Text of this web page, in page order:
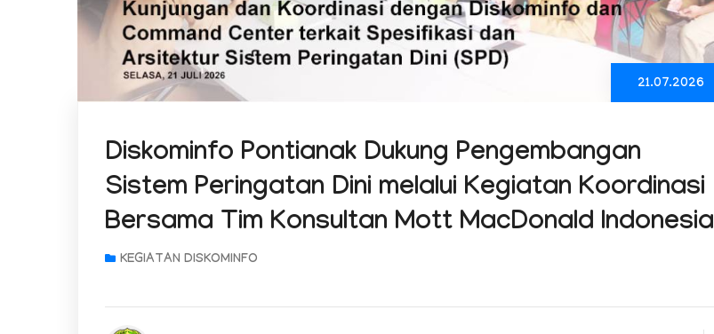
21.07.2026
Diskominfo Pontianak Dukung Pengembangan
Sistem Peringatan Dini melalui Kegiatan Koordinasi
Bersama Tim Konsultan Mott MacDonald Indonesia
KEGIATAN DISKOMINFO